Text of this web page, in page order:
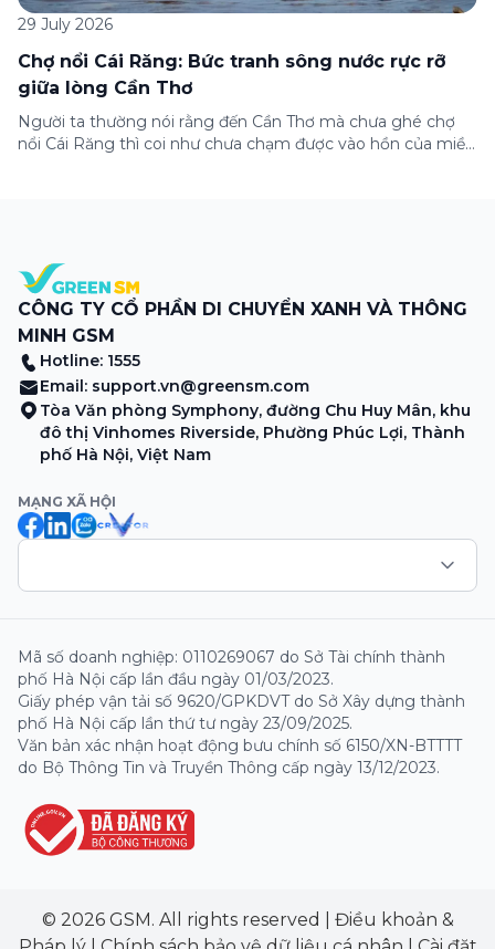
29 July 2026
Chợ nổi Cái Răng: Bức tranh sông nước rực rỡ
giữa lòng Cần Thơ
Người ta thường nói rằng đến Cần Thơ mà chưa ghé chợ
nổi Cái Răng thì coi như chưa chạm được vào hồn của miền
CÔNG TY CỔ PHẦN DI CHUYỂN XANH VÀ THÔNG
MINH GSM
Hotline: 1555
Email: support.vn@greensm.com
Tòa Văn phòng Symphony, đường Chu Huy Mân, khu
đô thị Vinhomes Riverside, Phường Phúc Lợi, Thành
phố Hà Nội, Việt Nam
MẠNG XÃ HỘI
Mã số doanh nghiệp: 0110269067 do Sở Tài chính thành
phố Hà Nội cấp lần đầu ngày 01/03/2023.
Giấy phép vận tải số 9620/GPKDVT do Sở Xây dựng thành
phố Hà Nội cấp lần thứ tư ngày 23/09/2025.
Văn bản xác nhận hoạt động bưu chính số 6150/XN-BTTTT
do Bộ Thông Tin và Truyền Thông cấp ngày 13/12/2023.
© 2026 GSM. All rights reserved
Điều khoản &